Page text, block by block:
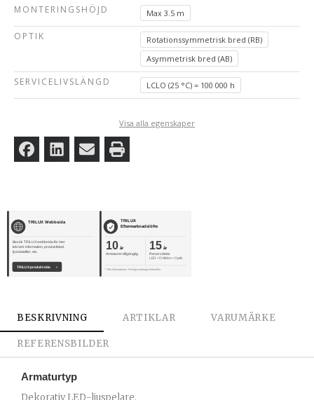
MONTERINGSHÖJD Max 3.5 m
OPTIK
Rotationssymmetrisk bred (RB)
Asymmetrisk bred (AB)
SERVICELIVSLÄNGD LCLO (25 °C) = 100 000 h
Visa alla egenskaper
TRILUX Webbsida
Besök TRILUX webbsida för mer
teknisk information, produktblad,
ljusdatafiler, etc.
›
TRILUX produktsida
TRILUX
Eftermarknadslöfte
10 år
Armaturen tillgänglig
15 år
Reservdelar
LED • Driftdon • Optik
* Från fakturadatum. Rimliga ändringar förbehålls.
BESKRIVNING ARTIKLAR VARUMÄRKE
REFERENSBILDER
Armaturtyp